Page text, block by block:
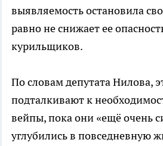
выявляемость остановила
равно не снижает ее
курильщиков.
По словам депутата Нилова,
подталкивают к
вейпы, пока они «ещё очень
углубились в повседневную